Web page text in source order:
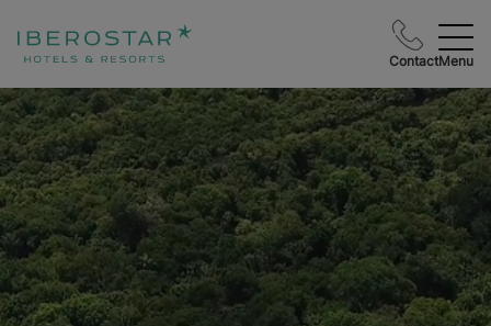
ContactMenu